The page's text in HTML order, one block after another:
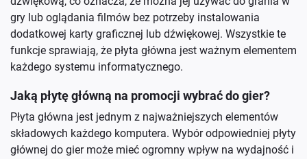
gry lub oglądania filmów bez potrzeby instalowania
dodatkowej karty graficznej lub dźwiękowej. Wszystkie te
funkcje sprawiają, że płyta główna jest ważnym elementem
każdego systemu informatycznego.
Jaką płytę główną na promocji wybrać do gier?
Płyta główna jest jednym z najważniejszych elementów
składowych każdego komputera. Wybór odpowiedniej płyty
głównej do gier może mieć ogromny wpływ na wydajność i